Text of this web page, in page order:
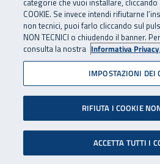
Il diritto d'autore è quel diritto
dall'ordinamento dello Stato a
un'opera dell'ingegno a carattere
Legge 22 aprile
successive modifiche. In ordine di
Legge 22 maggio
Vengono tutelate tutte le opere
categorie che vuoi installare, cliccando
COOKIE. Se invece intendi rifiutarne
non tecnici, puoi farlo cliccando sul
NON TECNICI o chiudendo il banner.
consulta la nostra Informativa
IMPOSTAZIONI DEI
RIFIUTA I COOKIE
ACCETTA TUTTI I